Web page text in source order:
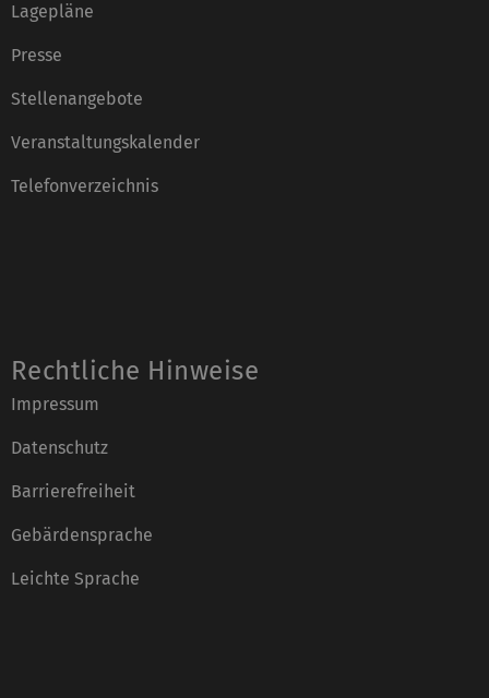
Lagepläne
Presse
Stellenangebote
Veranstaltungskalender
Telefonverzeichnis
Rechtliche Hinweise
Impressum
Datenschutz
Barrierefreiheit
Gebärdensprache
Leichte Sprache